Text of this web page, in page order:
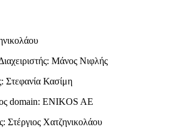
Μάνος Νιφλής
Στεφανία Κασίμη
domain: ENIKOS AE
Στέργιος Χατζηνικολάου